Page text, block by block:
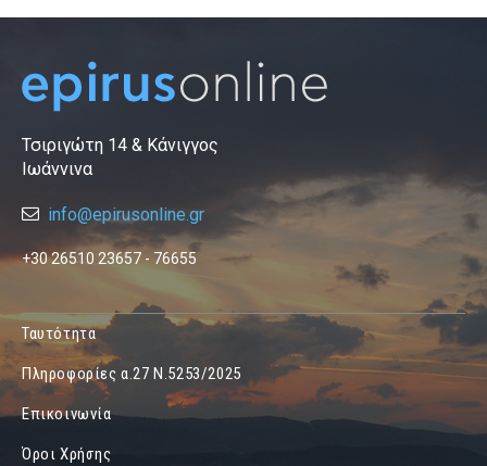
Τσιριγώτη 14 & Κάνιγγος
Ιωάννινα
info@epirusonline.gr
+30 26510 23657 - 76655
Ταυτότητα
Πληροφορίες α.27 Ν.5253/2025
Επικοινωνία
Όροι Χρήσης